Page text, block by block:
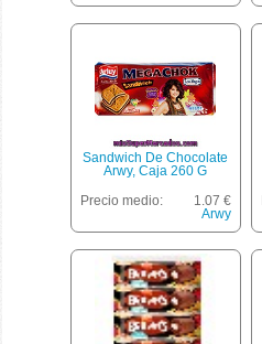
Sandwich De Chocolate
Arwy, Caja 260 G
Precio medio:
1.07 €
Arwy